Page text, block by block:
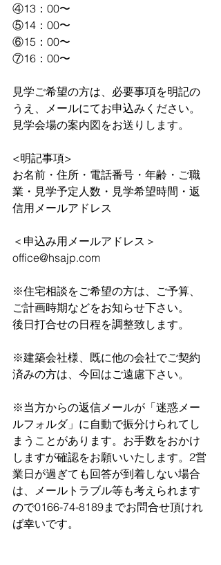
④13：00〜
⑤14：00〜
⑥15：00〜
⑦16：00〜
見学ご希望の方は、必要事項を明記の
うえ、メールにてお申込みください。
見学会場の案内図をお送りします。
<明記事項>
お名前・住所・電話番号・年齢・ご職
業・見学予定人数・見学希望時間・返
信用メールアドレス
＜申込み用メールアドレス＞
office@hsajp.com
※住宅相談をご希望の方は、ご予算、
ご計画時期などをお知らせ下さい。
後日打合せの日程を調整致します。
※建築会社様、既に他の会社でご契約
済みの方は、今回はご遠慮下さい。
※当方からの返信メールが「迷惑メー
ルフォルダ」に自動で振分けられてし
まうことがあります。お手数をおかけ
しますが確認をお願いいたします。 2営
業日が過ぎても回答が到着しない場合
は、メールトラブル等も考えられます
ので0166-74-8189までお問合せ頂けれ
ば幸いです。